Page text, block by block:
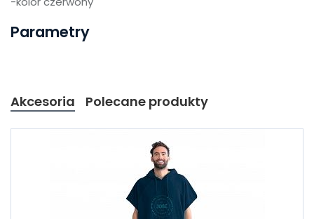
Parametry
Akcesoria Polecane produkty